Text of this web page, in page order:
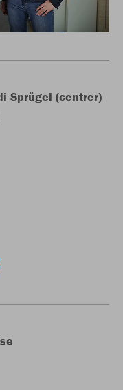
Sprügel (centrer)